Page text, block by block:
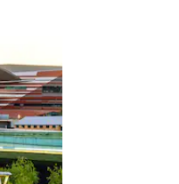
prstom po zaslonu.